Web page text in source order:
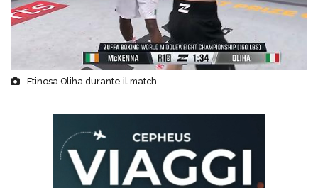
Etinosa Oliha durante il match